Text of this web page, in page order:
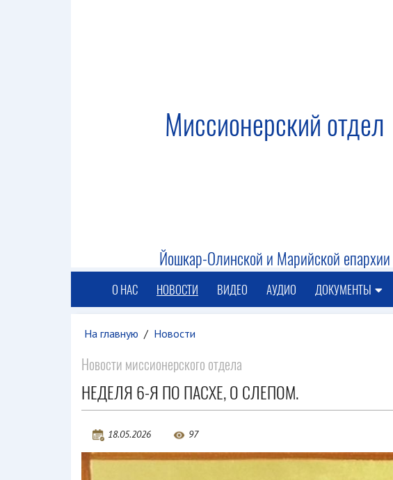
Миссионерский отдел
Йошкар-Олинской и Марийской епархии
О НАС НОВОСТИ ВИДЕО АУДИО ДОКУМЕНТЫ
На главную / Новости
Новости миссионерского отдела
НЕДЕЛЯ 6-Я ПО ПАСХЕ, О СЛЕПОМ.
18.05.2026 97